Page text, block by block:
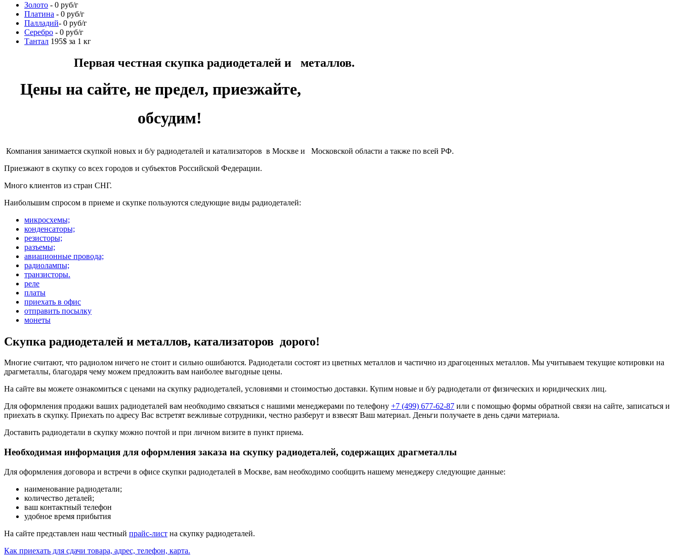
Золото - 0 руб/г
Платина - 0 руб/г
Палладий- 0 руб/г
Серебро - 0 руб/г
Тантал 195$ за 1 кг
Первая честная скупка радиодеталей и металлов.
Цены на сайте, не предел, приезжайте,
обсудим!
Компания занимается скупкой новых и б/у радиодеталей и катализаторов в Москве и Московской области а также по всей РФ.
Приезжают в скупку со всех городов и субъектов Российской Федерации.
Много клиентов из стран СНГ.
Наибольшим спросом в приеме и скупке пользуются следующие виды радиодеталей:
микросхемы;
конденсаторы;
резисторы;
разъемы;
авиационные провода;
радиолампы;
транзисторы.
реле
платы
приехать в офис
отправить посылку
монеты
Скупка радиодеталей и металлов, катализаторов дорого!
Многие считают, что радиолом ничего не стоит и сильно ошибаются. Радиодетали состоят из цветных металлов и частично из драгоценных металлов. Мы учитываем текущие котировки на
драгметаллы, благодаря чему можем предложить вам наиболее выгодные цены.
На сайте вы можете ознакомиться с ценами на скупку радиодеталей, условиями и стоимостью доставки. Купим новые и б/у радиодетали от физических и юридических лиц.
Для оформления продажи ваших радиодеталей вам необходимо связаться с нашими менеджерами по телефону +7 (499) 677-62-87 или с помощью формы обратной связи на сайте, записаться и
приехать в скупку. Приехать по адресу Вас встретят вежливые сотрудники, честно разберут и взвесят Ваш материал. Деньги получаете в день сдачи материала.
Доставить радиодетали в скупку можно почтой и при личном визите в пункт приема.
Необходимая информация для оформления заказа на скупку радиодеталей, содержащих драгметаллы
Для оформления договора и встречи в офисе скупки радиодеталей в Москве, вам необходимо сообщить нашему менеджеру следующие данные:
наименование радиодетали;
количество деталей;
ваш контактный телефон
удобное время прибытия
На сайте представлен наш честный прайс-лист на скупку радиодеталей.
Как приехать для сдачи товара, адрес, телефон, карта.